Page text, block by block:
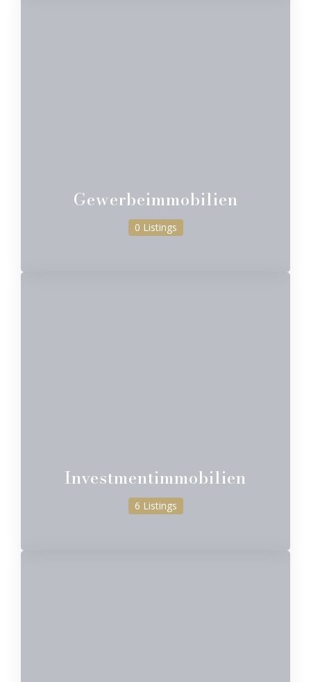
Gewerbeimmobilien
0 Listings
Investmentimmobilien
6 Listings